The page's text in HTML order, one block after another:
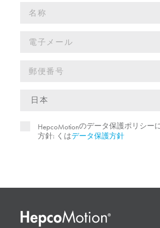
HepcoMotionのデータ保護ポリシー
方針: くはデータ保護方針